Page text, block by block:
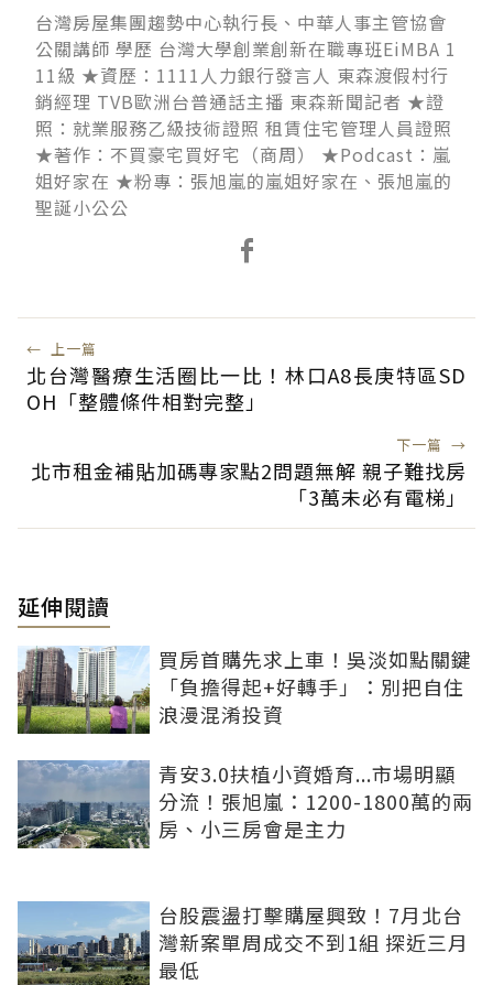
台灣房屋集團趨勢中心執行長、中華人事主管協會
公關講師 學歷 台灣大學創業創新在職專班EiMBA 1
11級 ★資歷：1111人力銀行發言人 東森渡假村行
銷經理 TVB歐洲台普通話主播 東森新聞記者 ★證
照：就業服務乙級技術證照 租賃住宅管理人員證照
★著作：不買豪宅買好宅（商周） ★Podcast：嵐
姐好家在 ★粉專：張旭嵐的嵐姐好家在、張旭嵐的
聖誕小公公
← 上一篇
北台灣醫療生活圈比一比！林口A8長庚特區SD
OH「整體條件相對完整」
下一篇 →
北市租金補貼加碼專家點2問題無解 親子難找房
「3萬未必有電梯」
延伸閱讀
買房首購先求上車！吳淡如點關鍵
「負擔得起+好轉手」：別把自住
浪漫混淆投資
青安3.0扶植小資婚育...市場明顯
分流！張旭嵐：1200-1800萬的兩
房、小三房會是主力
台股震盪打擊購屋興致！7月北台
灣新案單周成交不到1組 探近三月
最低